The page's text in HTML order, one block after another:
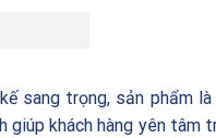
sang trọng, sản phẩm là
giúp khách hàng yên tâm